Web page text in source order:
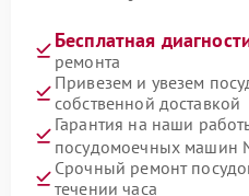
Бесплатная
ремонта
Привезем и увезем
собственной доставкой
Гарантия на наши
посудомоечных машин
Срочный ремонт
течении часа